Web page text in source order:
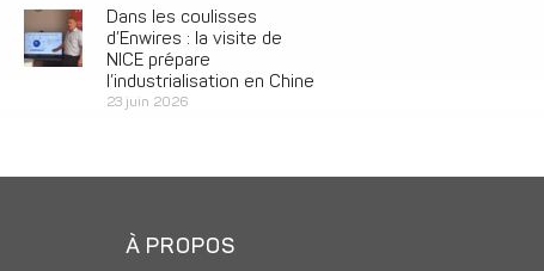
Dans les coulisses
d’Enwires : la visite de
NICE prépare
l’industrialisation en Chine
23 juin 2026
À PROPOS